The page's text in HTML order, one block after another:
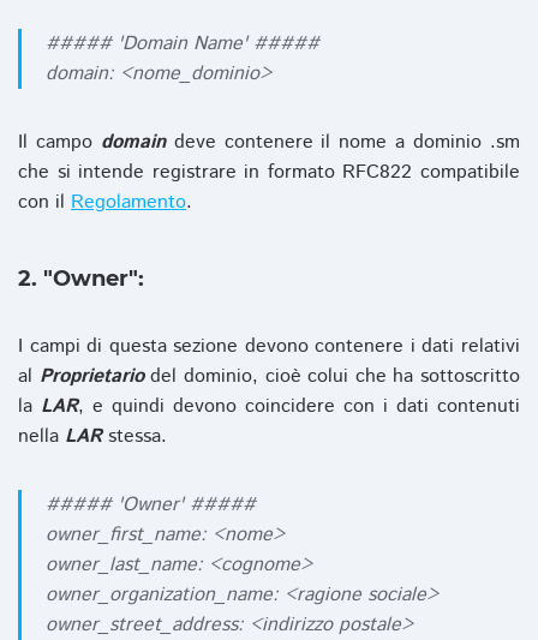
##### 'Domain Name' #####
domain: <nome_dominio>
Il campo domaindeve contenere il nome a dominio .sm
che si intende registrare in formato RFC822 compatibile
con il Regolamento.
2. "Owner":
I campi di questa sezione devono contenere i dati relativi
al Proprietariodel dominio, cioè colui che ha sottoscritto
la LAR, e quindi devono coincidere con i dati contenuti
nella LARstessa.
##### 'Owner' #####
owner_first_name: <nome>
owner_last_name: <cognome>
owner_organization_name: <ragione sociale>
owner_street_address: <indirizzo postale>